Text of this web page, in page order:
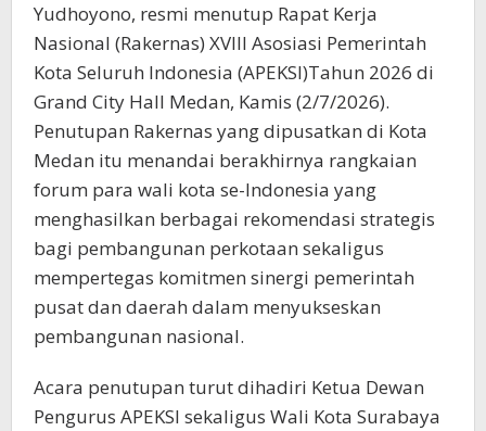
Yudhoyono, resmi menutup Rapat Kerja
Nasional (Rakernas) XVIII Asosiasi Pemerintah
Kota Seluruh Indonesia (APEKSI)Tahun 2026 di
Grand City Hall Medan, Kamis (2/7/2026).
Penutupan Rakernas yang dipusatkan di Kota
Medan itu menandai berakhirnya rangkaian
forum para wali kota se-Indonesia yang
menghasilkan berbagai rekomendasi strategis
bagi pembangunan perkotaan sekaligus
mempertegas komitmen sinergi pemerintah
pusat dan daerah dalam menyukseskan
pembangunan nasional.
Acara penutupan turut dihadiri Ketua Dewan
Pengurus APEKSI sekaligus Wali Kota Surabaya